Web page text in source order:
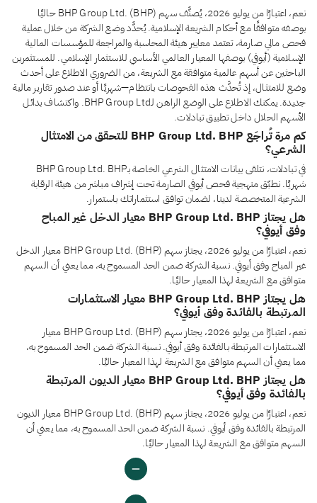
نعم، اعتبارًا من يوليو 2026، يُصنَّف سهم BHP Group Ltd. (BHP) حاليًا
بوصفه متوافقًا مع أحكام الشريعة الإسلامية. يُحدَّد وضع الشركة من خلال عملية
فحص مالي صارمة، تعتمد معايير هيئة المحاسبة والمراجعة للمؤسسات المالية
الإسلامية (أيوفي) بوصفها المعيار العالمي الأساسي للاستثمار الإسلامي. للمستثمرين
الباحثين عن أسهم عالمية متوافقة مع الشريعة، من الضروري الاطلاع على أحدث
وضع للامتثال، إذ تُحدَّث هذه الفحوصات بانتظام—شهريًا أو عند صدور تقارير مالية
جديدة. يمكنك الاطلاع على الوضع الراهن لـBHP Group Ltd. واكتشاف بدائل
الأسهم الحلال داخل تطبيق تبادلات.
كم مرة تُراجَع BHP Group Ltd. BHP للتحقق من الامتثال
الشرعي؟
في تبادلات، نتلقى بيانات الامتثال الشرعي الخاصة بـBHP Group Ltd. BHP
شهريًا. نطبّق منهجية فحص أيوفي الصارمة تحت إشراف مباشر من هيئة الرقابة
الشرعية المتخصصة لدينا، لضمان توافق استثماراتك باستمرار.
هل يجتاز BHP Group Ltd. BHP معيار الدخل غير المباح
وفق أيوفي؟
نعم، اعتبارًا من يوليو 2026، يجتاز سهم BHP Group Ltd. (BHP) معيار الدخل
غير المباح وفق أيوفي. نسبة الشركة ضمن الحد المسموح به، مما يعني أن السهم
متوافق مع الشريعة لهذا المعيار حاليًا.
هل يجتاز BHP Group Ltd. BHP معيار الاستثمارات
المرتبطة بالفائدة وفق أيوفي؟
نعم، اعتبارًا من يوليو 2026، يجتاز سهم BHP Group Ltd. (BHP) معيار
الاستثمارات المرتبطة بالفائدة وفق أيوفي. نسبة الشركة ضمن الحد المسموح به،
مما يعني أن السهم متوافق مع الشريعة لهذا المعيار حاليًا.
هل يجتاز BHP Group Ltd. BHP معيار الديون المرتبطة
بالفائدة وفق أيوفي؟
نعم، اعتبارًا من يوليو 2026، يجتاز سهم BHP Group Ltd. (BHP) معيار الديون
المرتبطة بالفائدة وفق أيوفي. نسبة الشركة ضمن الحد المسموح به، مما يعني أن
السهم متوافق مع الشريعة لهذا المعيار حاليًا.